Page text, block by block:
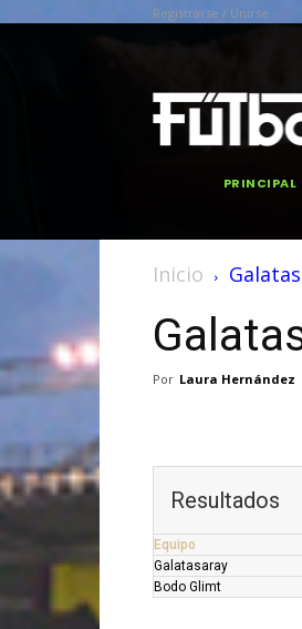
Registrarse / Unirse
PRINCIPAL
Inicio
Por Laura Hernández
Resultados
Equipo
Galatasaray
Bodo Glimt